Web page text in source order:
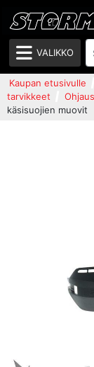
VALIKKO
Kaupan etusivulle
tarvikkeet
käsisuojien muovit